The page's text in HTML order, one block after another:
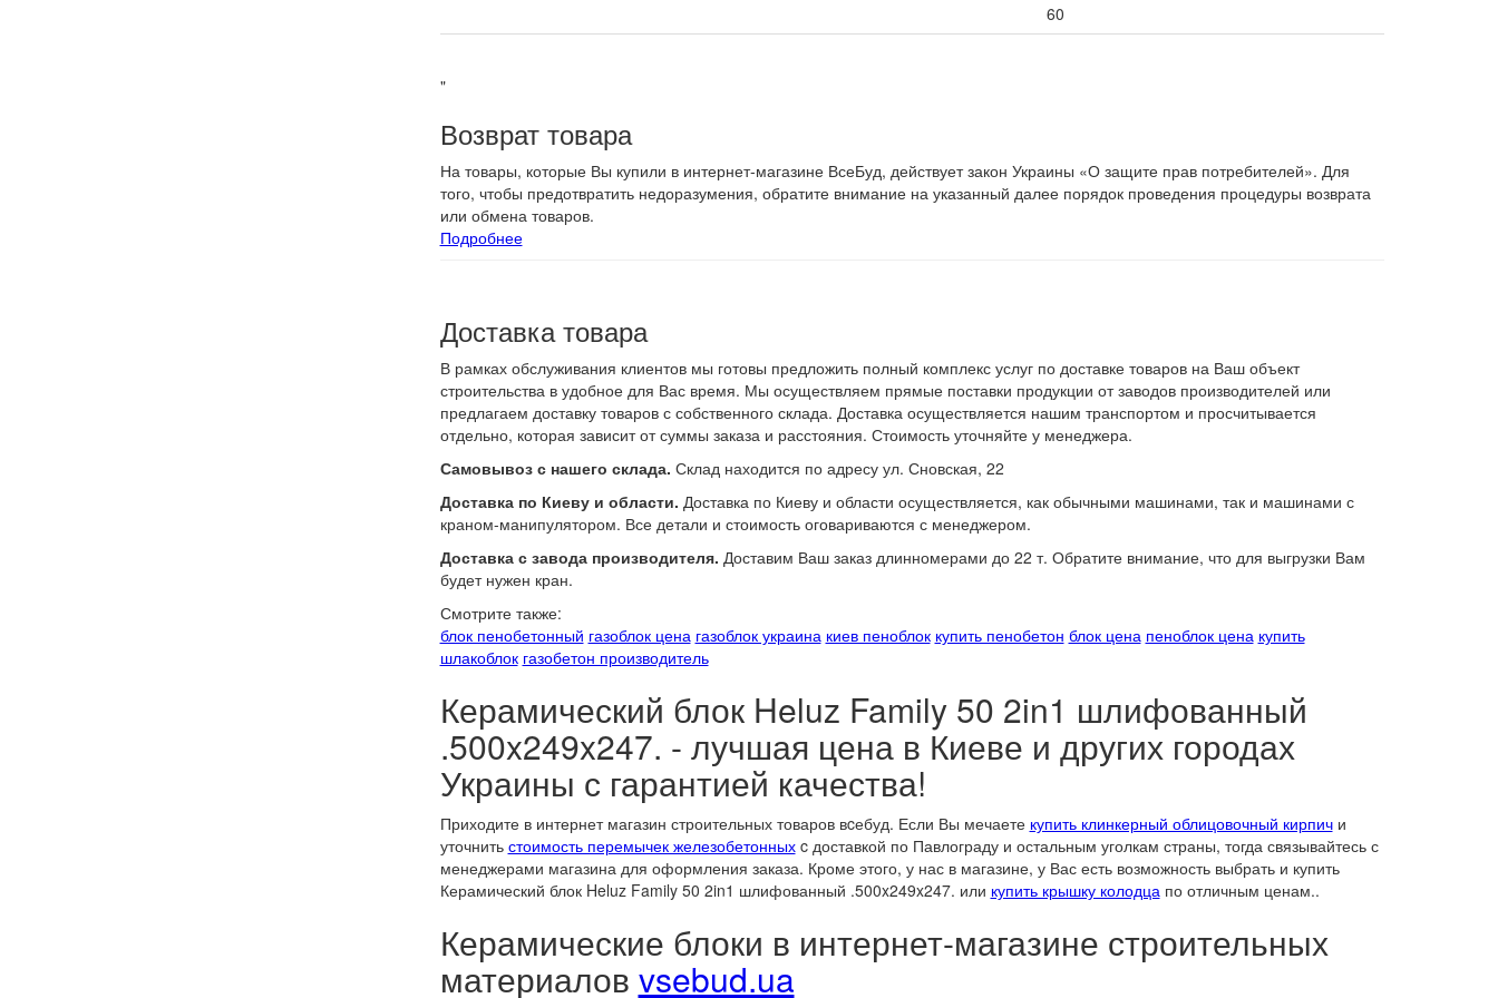
60
"
Возврат товара
На товары, которые Вы купили в интернет-магазине ВсеБуд, действует закон Украины «О защите прав потребителей». Для
того, чтобы предотвратить недоразумения, обратите внимание на указанный далее порядок проведения процедуры возврата
или обмена товаров.
Подробнее
Доставка товара
В рамках обслуживания клиентов мы готовы предложить полный комплекс услуг по доставке товаров на Ваш объект
строительства в удобное для Вас время. Мы осуществляем прямые поставки продукции от заводов производителей или
предлагаем доставку товаров с собственного склада. Доставка осуществляется нашим транспортом и просчитывается
отдельно, которая зависит от суммы заказа и расстояния. Стоимость уточняйте у менеджера.
Самовывоз с нашего склада. Склад находится по адресу ул. Сновская, 22
Доставка по Киеву и области. Доставка по Киеву и области осуществляется, как обычными машинами, так и машинами с
краном-манипулятором. Все детали и стоимость оговариваются с менеджером.
Доставка с завода производителя. Доставим Ваш заказ длинномерами до 22 т. Обратите внимание, что для выгрузки Вам
будет нужен кран.
Смотрите также:
блок пенобетонный газоблок цена газоблок украина киев пеноблок купить пенобетон блок цена пеноблок цена купить
шлакоблок газобетон производитель
Керамический блок Heluz Family 50 2in1 шлифованный
.500x249x247. - лучшая цена в Киеве и других городах
Украины с гарантией качества!
Приходите в интернет магазин строительных товаров вcебуд. Если Вы мечаете купить клинкерный облицовочный кирпичи
уточнить стоимость перемычек железобетонныхc доставкой по Павлограду и остальным уголкам страны, тогда связывайтесь с
менеджерами магазина для оформления заказа. Кроме этого, у нас в магазине, у Вас есть возможность выбрать и купить
Керамический блок Heluz Family 50 2in1 шлифованный .500x249x247. или купить крышку колодцапо отличным ценам..
Керамические блоки в интернет-магазине строительных
материалов vsebud.ua